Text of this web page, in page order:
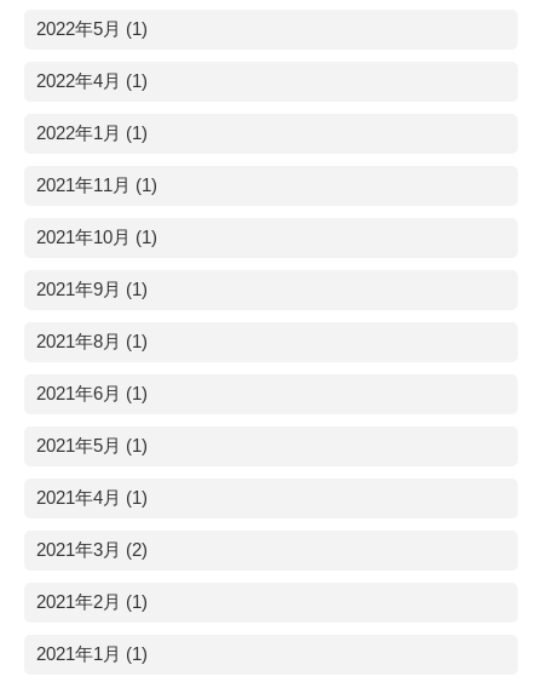
2022年5月 (1)
2022年4月 (1)
2022年1月 (1)
2021年11月 (1)
2021年10月 (1)
2021年9月 (1)
2021年8月 (1)
2021年6月 (1)
2021年5月 (1)
2021年4月 (1)
2021年3月 (2)
2021年2月 (1)
2021年1月 (1)